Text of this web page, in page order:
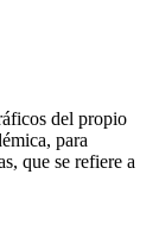
del propio
para
que se refiere a